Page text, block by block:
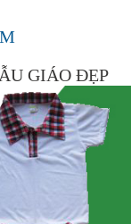
GIÁO ĐẸP